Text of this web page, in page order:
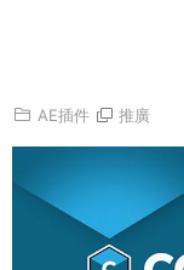
AE插件 推廣